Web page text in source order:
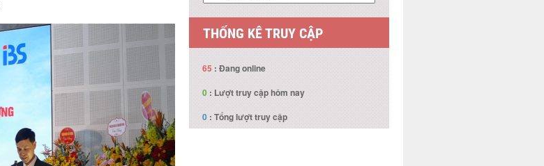
THỐNG KÊ TRUY CẬP
65: Đang online